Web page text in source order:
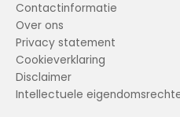
Contactinformatie
Over ons
Privacy statement
Cookieverklaring
Disclaimer
Intellectuele